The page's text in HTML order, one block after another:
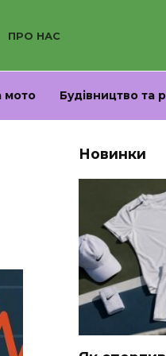
ПРО НАС
мото Будівництво та
Новинки